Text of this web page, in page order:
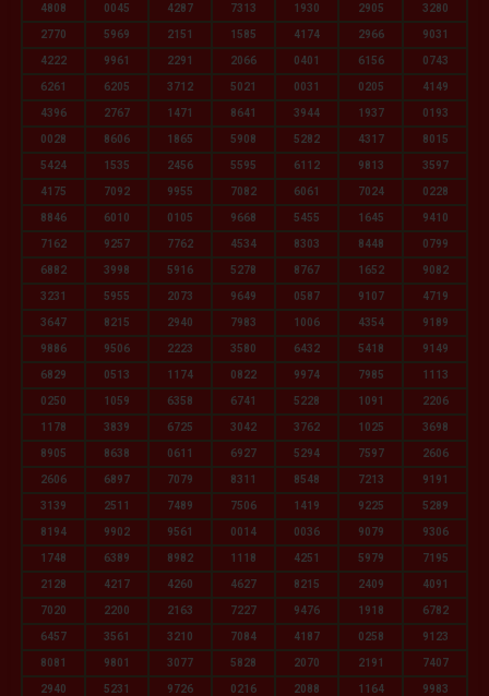
4808 0045 4287 7313 1930 2905 3280
2770 5969 2151 1585 4174 2966 9031
4222 9961 2291 2066 0401 6156 0743
6261 6205 3712 5021 0031 0205 4149
4396 2767 1471 8641 3944 1937 0193
0028 8606 1865 5908 5282 4317 8015
5424 1535 2456 5595 6112 9813 3597
4175 7092 9955 7082 6061 7024 0228
8846 6010 0105 9668 5455 1645 9410
7162 9257 7762 4534 8303 8448 0799
6882 3998 5916 5278 8767 1652 9082
3231 5955 2073 9649 0587 9107 4719
3647 8215 2940 7983 1006 4354 9189
9886 9506 2223 3580 6432 5418 9149
6829 0513 1174 0822 9974 7985 1113
0250 1059 6358 6741 5228 1091 2206
1178 3839 6725 3042 3762 1025 3698
8905 8638 0611 6927 5294 7597 2606
2606 6897 7079 8311 8548 7213 9191
3139 2511 7489 7506 1419 9225 5289
8194 9902 9561 0014 0036 9079 9306
1748 6389 8982 1118 4251 5979 7195
2128 4217 4260 4627 8215 2409 4091
7020 2200 2163 7227 9476 1918 6782
6457 3561 3210 7084 4187 0258 9123
8081 9801 3077 5828 2070 2191 7407
2940 5231 9726 0216 2088 1164 9983